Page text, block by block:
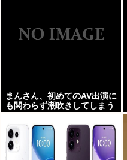
まんさん、初めてのAV出演に
も関わらず潮吹きしてしまう